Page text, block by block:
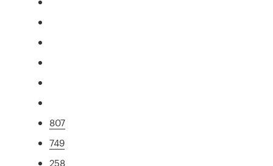
807
749
258